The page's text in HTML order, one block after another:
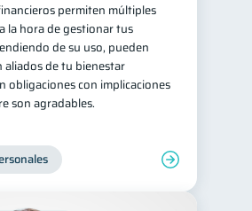
permiten múltiples
la hora de gestionar tus
de su uso, pueden
aliados de tu bienestar
obligaciones con implicaciones
son agradables.